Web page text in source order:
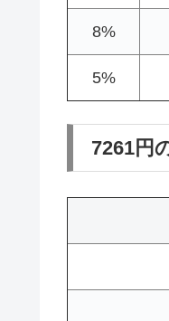
8%
5%
7261円